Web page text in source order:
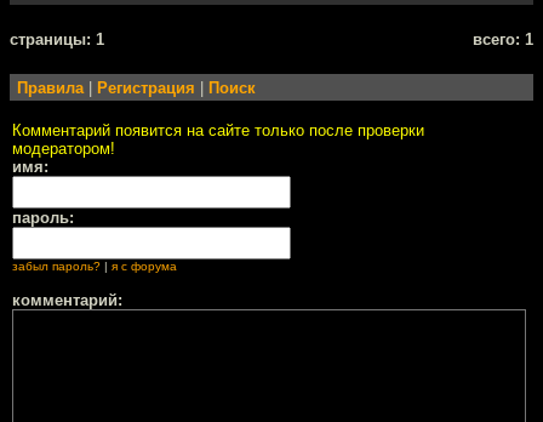
cтраницы: 1 всего: 1
Правила| Регистрация Поиск
Комментарий появится на сайте только после проверки
модератором!
имя:
пароль:
забыл пароль? я с форума
комментарий: